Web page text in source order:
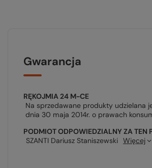
Gwarancja
RĘKOJMIA 24 M-CE
Na sprzedawane produkty udzielana
dnia 30 maja 2014r. o prawach
PODMIOT ODPOWIEDZIALNY ZA TEN
SZANTI Dariusz Staniszewski Więcej